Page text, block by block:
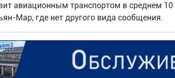
авиационным транспортом в среднем
Мар, где нет другого вида сообщения.